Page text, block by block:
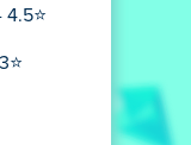
4.5⭐